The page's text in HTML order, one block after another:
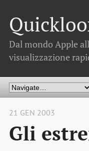
Dal mondo Apple
visualizzazione
21 GEN 2003
Gli